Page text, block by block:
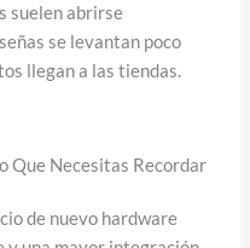
suelen abrirse
se levantan poco
llegan a las tiendas.
Que Necesitas Recordar
de nuevo hardware